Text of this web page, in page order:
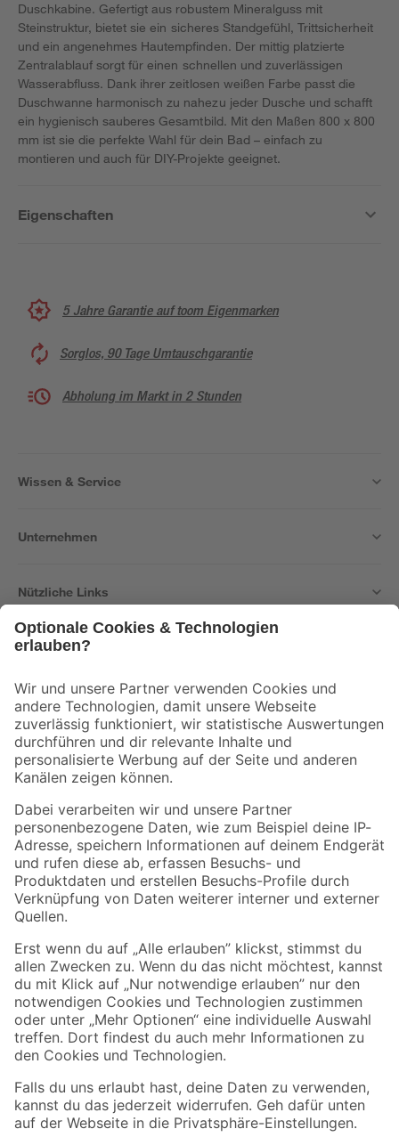
Duschkabine. Gefertigt aus robustem Mineralguss mit
Steinstruktur, bietet sie ein sicheres Standgefühl, Trittsicherheit
und ein angenehmes Hautempfinden. Der mittig platzierte
Zentralablauf sorgt für einen schnellen und zuverlässigen
Wasserabfluss. Dank ihrer zeitlosen weißen Farbe passt die
Duschwanne harmonisch zu nahezu jeder Dusche und schafft
ein hygienisch sauberes Gesamtbild. Mit den Maßen 800 x 800
mm ist sie die perfekte Wahl für dein Bad – einfach zu
montieren und auch für DIY-Projekte geeignet.
Eigenschaften
5 Jahre Garantie auf toom Eigenmarken
Sorglos, 90 Tage Umtauschgarantie
Abholung im Markt in 2 Stunden
Wissen & Service
Unternehmen
Nützliche Links
Der toom Newsletter: Keine Angebote und Aktionen mehr verpassen!
Zur Newsletter Anmeldung
Folge uns
Zahlungsarten Versandarten
Sicher einkaufen
Jetzt die toom-App herunterladen
Alle Preisangaben in EUR inkl. gesetzl. MwSt.. Die dargestellten Angebote sind unter
Umständen nicht in allen Märkten verfügbar. Die angegebenen Verfügbarkeiten beziehen